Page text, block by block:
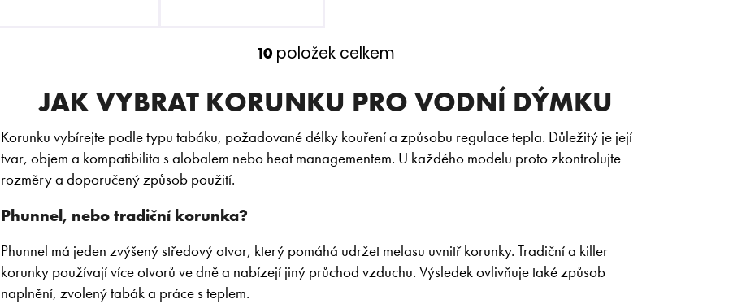
O
l
á
d
a
c
v
k
y
10položek celkem
JAK VYBRAT KORUNKU PRO VODNÍ DÝMKU
Korunku vybírejte podle typu tabáku, požadované délky kouření a způsobu regulace tepla. Důležitý je její
tvar, objem a kompatibilita s alobalem nebo heat managementem. U každého modelu proto zkontrolujte
rozměry a doporučený způsob použití.
Phunnel, nebo tradiční korunka?
Phunnel má jeden zvýšený středový otvor, který pomáhá udržet melasu uvnitř korunky. Tradiční a killer
korunky používají více otvorů ve dně a nabízejí jiný průchod vzduchu. Výsledek ovlivňuje také způsob
naplnění, zvolenýtabáka práce s teplem.